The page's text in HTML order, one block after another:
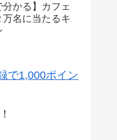
分かる】カフェ
万名に当たるキ